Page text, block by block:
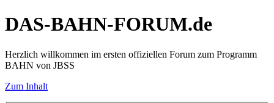
DAS-BAHN-FORUM.de
Herzlich willkommen im ersten offiziellen Forum zum Programm
BAHN von JBSS
Zum Inhalt